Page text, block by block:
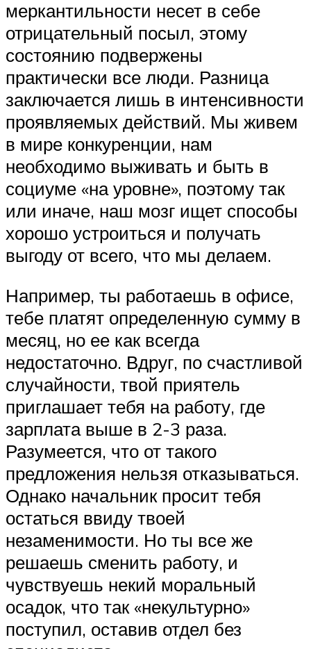
меркантильности несет в себе
отрицательный посыл, этому
состоянию подвержены
практически все люди. Разница
заключается лишь в интенсивности
проявляемых действий. Мы живем
в мире конкуренции, нам
необходимо выживать и быть в
социуме «на уровне», поэтому так
или иначе, наш мозг ищет способы
хорошо устроиться и получать
выгоду от всего, что мы делаем.
Например, ты работаешь в офисе,
тебе платят определенную сумму в
месяц, но ее как всегда
недостаточно. Вдруг, по счастливой
случайности, твой приятель
приглашает тебя на работу, где
зарплата выше в 2-3 раза.
Разумеется, что от такого
предложения нельзя отказываться.
Однако начальник просит тебя
остаться ввиду твоей
незаменимости. Но ты все же
решаешь сменить работу, и
чувствуешь некий моральный
осадок, что так «некультурно»
поступил, оставив отдел без